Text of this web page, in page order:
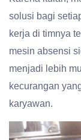
solusi bagi
kerja di timnya
mesin absensi
menjadi lebih
kecurangan
karyawan.